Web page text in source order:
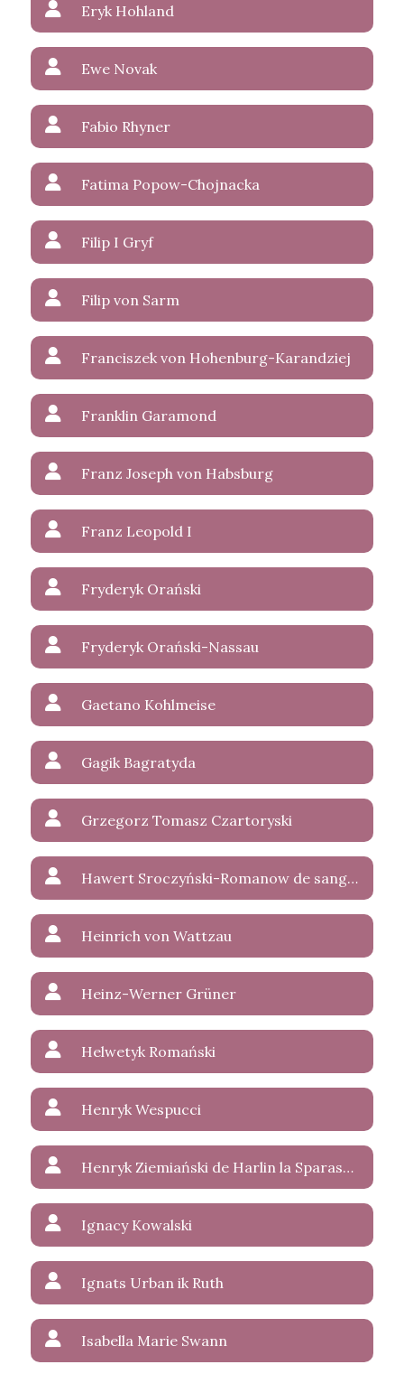
Eryk Hohland
Ewe Novak
Fabio Rhyner
Fatima Popow-Chojnacka
Filip I Gryf
Filip von Sarm
Franciszek von Hohenburg-Karandziej
Franklin Garamond
Franz Joseph von Habsburg
Franz Leopold I
Fryderyk Orański
Fryderyk Orański-Nassau
Gaetano Kohlmeise
Gagik Bagratyda
Grzegorz Tomasz Czartoryski
Hawert Sroczyński-Romanow de sanguinis Wettin-Weerland
Heinrich von Wattzau
Heinz-Werner Grüner
Helwetyk Romański
Henryk Wespucci
Henryk Ziemiański de Harlin la Sparasan
Ignacy Kowalski
Ignats Urban ik Ruth
Isabella Marie Swann